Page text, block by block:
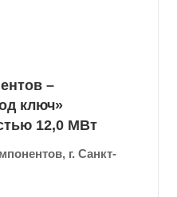
–
ключ»
12,0 МВт
г. Санкт-